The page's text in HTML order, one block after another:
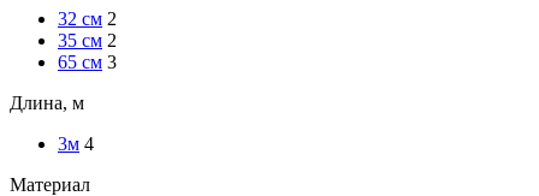
32 см 2
35 см 2
65 см 3
Длина, м
3м 4
Материал